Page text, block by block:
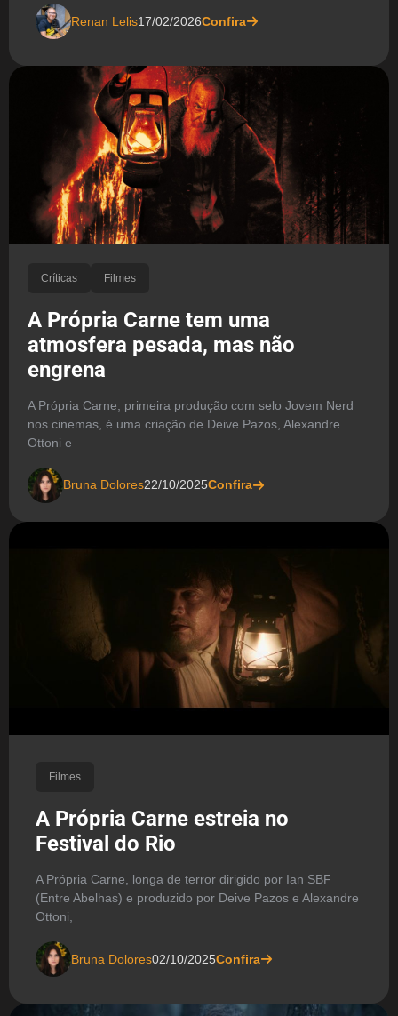
Renan Lelis17/02/2026Confira
Críticas Filmes
A Própria Carne tem uma
atmosfera pesada, mas não
engrena
A Própria Carne, primeira produção com selo Jovem Nerd
nos cinemas, é uma criação de Deive Pazos, Alexandre
Ottoni e
Bruna Dolores22/10/2025Confira
Filmes
A Própria Carne estreia no
Festival do Rio
A Própria Carne, longa de terror dirigido por Ian SBF
(Entre Abelhas) e produzido por Deive Pazos e Alexandre
Ottoni,
Bruna Dolores02/10/2025Confira